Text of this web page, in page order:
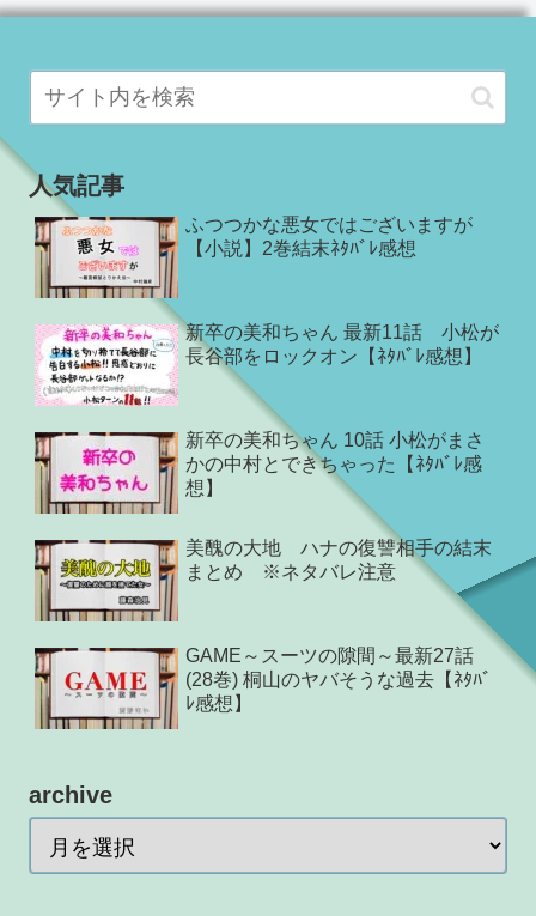
人気記事
ふつつかな悪女ではございますが
【小説】2巻結末ﾈﾀﾊﾞﾚ感想
新卒の美和ちゃん 最新11話 小松が
長谷部をロックオン【ﾈﾀﾊﾞﾚ感想】
新卒の美和ちゃん 10話 小松がまさ
かの中村とできちゃった【ﾈﾀﾊﾞﾚ感
想】
美醜の大地 ハナの復讐相手の結末
まとめ ※ネタバレ注意
GAME～スーツの隙間～最新27話
(28巻) 桐山のヤバそうな過去【ﾈﾀﾊﾞ
ﾚ感想】
archive